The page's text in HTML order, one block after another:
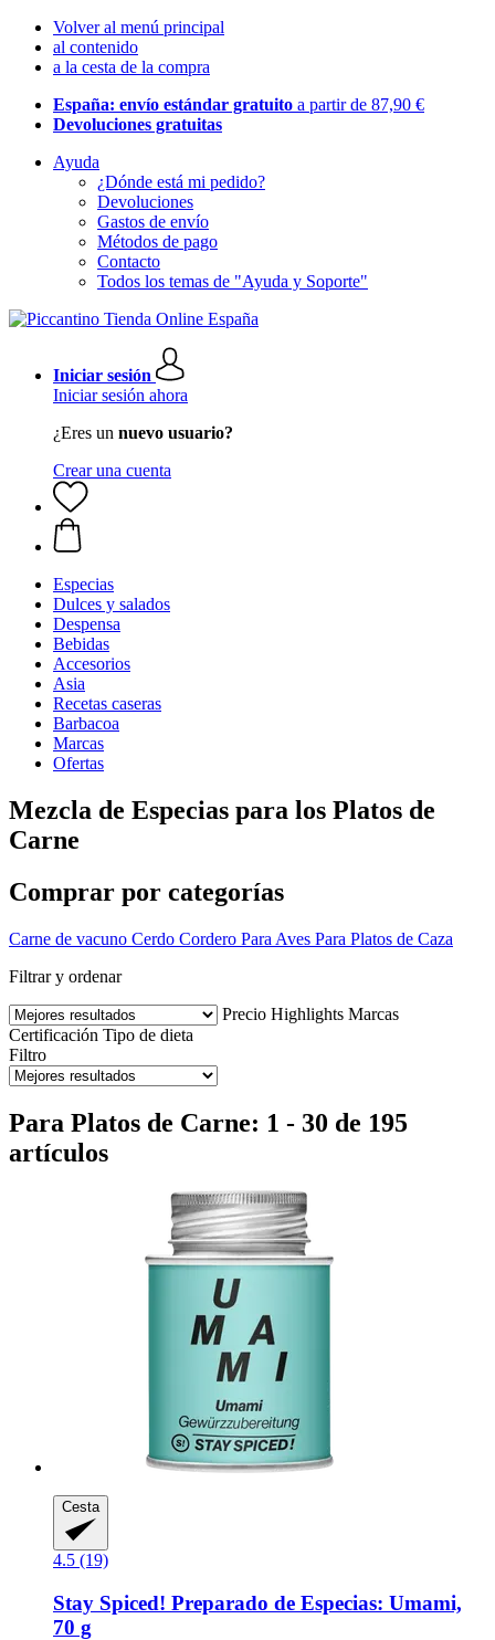
Volver al menú principal
al contenido
a la cesta de la compra
España: envío estándar gratuito a partir de 87,90 €
Devoluciones gratuitas
Ayuda
¿Dónde está mi pedido?
Devoluciones
Gastos de envío
Métodos de pago
Contacto
Todos los temas de "Ayuda y Soporte"
Iniciar sesión
Iniciar sesión ahora
¿Eres un nuevo usuario?
Crear una cuenta
Especias
Dulces y salados
Despensa
Bebidas
Accesorios
Asia
Recetas caseras
Barbacoa
Marcas
Ofertas
Mezcla de Especias para los Platos de
Carne
Comprar por categorías
Carne de vacuno Cerdo Cordero Para Aves Para Platos de Caza
Filtrar y ordenar
Precio Highlights Marcas
Certificación Tipo de dieta
Filtro
Para Platos de Carne: 1 - 30 de 195
artículos
Cesta
4.5 (19)
Stay Spiced! Preparado de Especias: Umami,
70 g